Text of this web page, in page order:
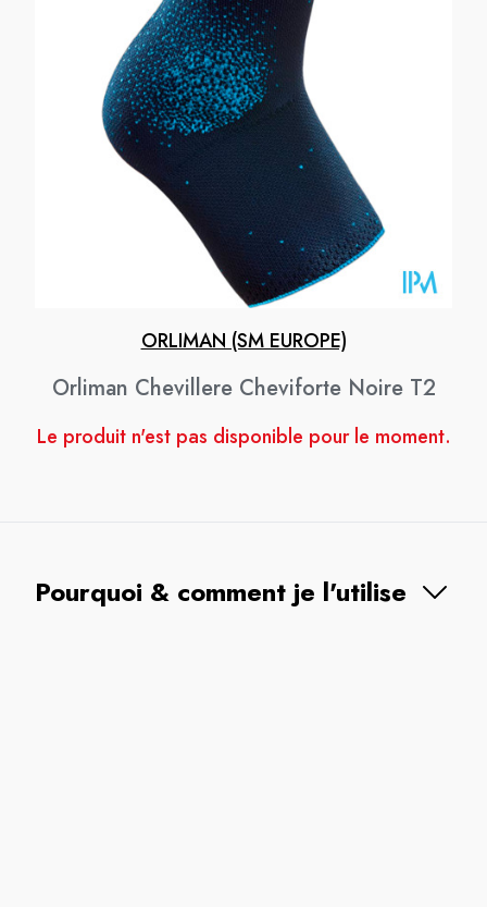
ORLIMAN (SM EUROPE)
Orliman Chevillere Cheviforte Noire T2
Le produit n'est pas disponible pour le moment.
Pourquoi & comment je l'utilise